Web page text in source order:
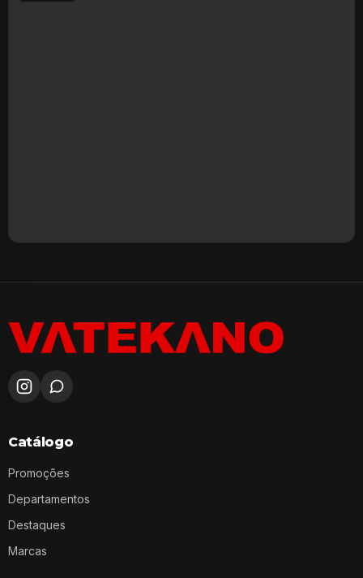
Catálogo
Promoções
Departamentos
Destaques
Marcas